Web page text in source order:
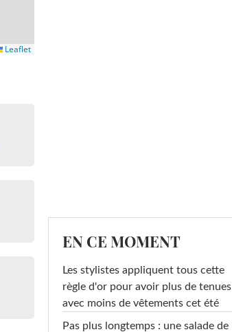
Leaflet
EN CE MOMENT
Les stylistes appliquent tous cette
règle d'or pour avoir plus de tenues
avec moins de vêtements cet été
Pas plus longtemps : une salade de